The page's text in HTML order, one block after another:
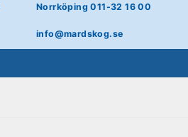
Norrköping 011-32 16 00
info@mardskog.se